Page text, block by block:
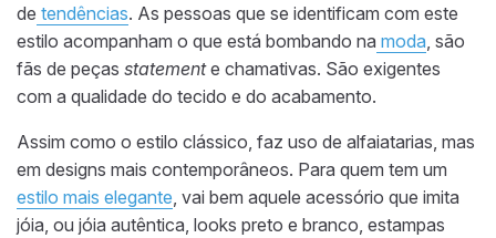
de tendências. As pessoas que se identificam com este
estilo acompanham o que está bombando na moda , são
fãs de peças statemente chamativas. São exigentes
com a qualidade do tecido e do acabamento.
Assim como o estilo clássico, faz uso de alfaiatarias, mas
em designs mais contemporâneos. Para quem tem um
estilo mais elegante , vai bem aquele acessório que imita
jóia, ou jóia autêntica, looks preto e branco, estampas